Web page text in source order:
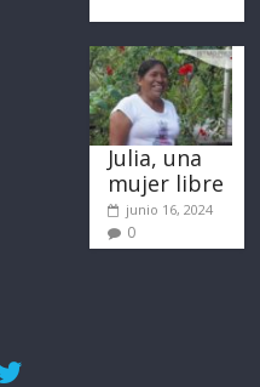
Julia, una
mujer libre
junio 16, 2024
0